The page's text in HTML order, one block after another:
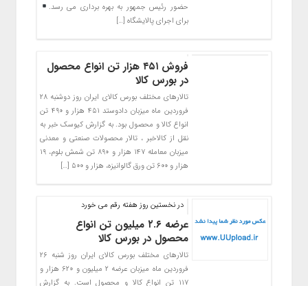
حضور رئیس جمهور به بهره برداری می رسد.
برای اجرای پالایشگاه […]
فروش ۴۵۱ هزار تن انواع محصول
در بورس کالا
تالارهای مختلف بورس کالای ایران روز دوشنبه ۲۸
فروردین ماه میزبان دادوستد ۴۵۱ هزار و ۴۹۰ تن
انواع کالا و محصول بود. به گزارش کیوسک خبر به
نقل از کالاخبر ، تالار محصولات صنعتی و معدنی
میزبان معامله ۱۴۷ هزار و ۸۹۰ تن شمش بلوم، ۱۹
هزار و ۶۰۰ تن ورق گالوانیزه، هزار و ۵۰۰ […]
در نخستین روز هفته رقم می خورد
عرضه ۲.۶ میلیون تن انواع
محصول در بورس کالا
تالارهای مختلف بورس کالای ایران روز شنبه ۲۶
فروردین ماه میزبان عرضه ۲ میلیون و ۶۲۰ هزار و
۱۱۷ تن انواع کالا و محصول است. به گزارش